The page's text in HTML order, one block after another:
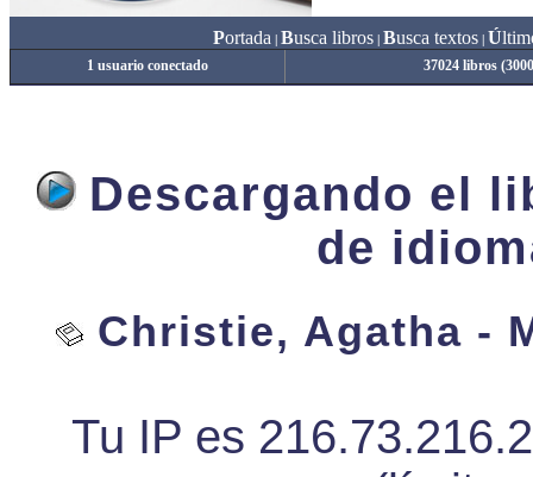
Portada Busca libros| Busca textos| Ú
1 usuario conectado 37024 libros
Descargando el
de
Christie, Agatha -
Tu IP es